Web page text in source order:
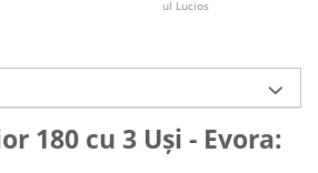
ul Lucios
180 cu 3 Uși - Evora: